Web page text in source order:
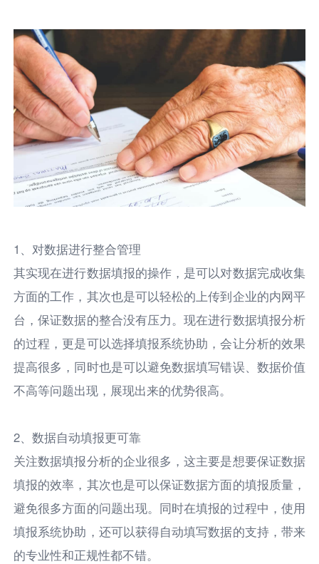
1、对数据进行整合管理
其实现在进行数据填报的操作，是可以对数据完成收集
方面的工作，其次也是可以轻松的上传到企业的内网平
台，保证数据的整合没有压力。现在进行数据填报分析
的过程，更是可以选择填报系统协助，会让分析的效果
提高很多，同时也是可以避免数据填写错误、数据价值
不高等问题出现，展现出来的优势很高。
2、数据自动填报更可靠
关注数据填报分析的企业很多，这主要是想要保证数据
填报的效率，其次也是可以保证数据方面的填报质量，
避免很多方面的问题出现。同时在填报的过程中，使用
填报系统协助，还可以获得自动填写数据的支持，带来
的专业性和正规性都不错。